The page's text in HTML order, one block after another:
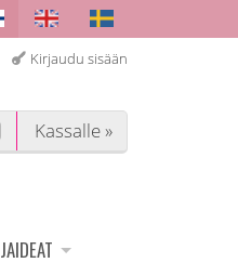
Kirjaudu sisään
Kassalle »